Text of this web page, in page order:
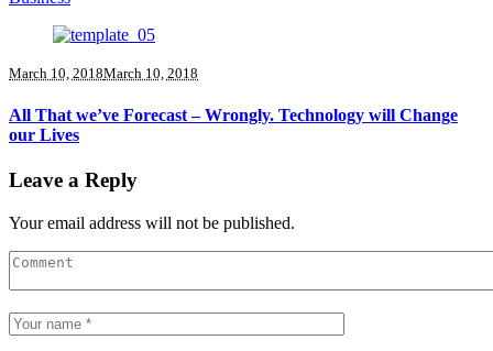
March 10, 2018March 10, 2018
All That we’ve Forecast – Wrongly. Technology will Change
our Lives
Leave a Reply
Your email address will not be published.